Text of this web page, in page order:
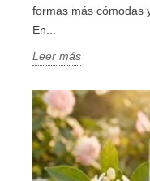
formas más cómodas
En...
Leer más